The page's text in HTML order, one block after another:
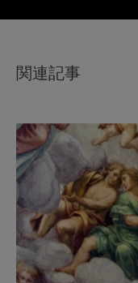
関連記事